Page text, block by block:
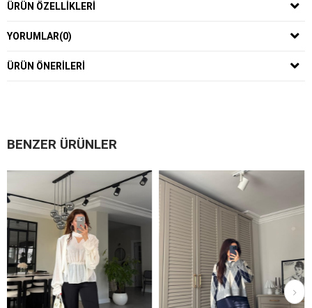
ÜRÜN ÖZELLIKLERI
YORUMLAR(0)
ÜRÜN ÖNERILERI
BENZER ÜRÜNLER